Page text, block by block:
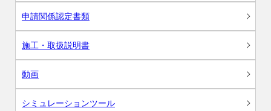
申請関係認定書類
施工・取扱説明書
動画
シミュレーションツール